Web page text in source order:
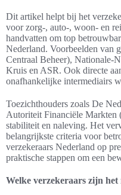
Dit artikel helpt bij het
voor zorg-, auto-, woon- en
handvatten om top
Nederland. Voorbeelden van
Centraal Beheer), Nationale-
Kruis en ASR. Ook directe
onafhankelijke intermediairs
Toezichthouders zoals De
Autoriteit Financiële
stabiliteit en naleving. Het
belangrijkste criteria voor
verzekeraars Nederland op
praktische stappen om een
Welke verzekeraars zijn